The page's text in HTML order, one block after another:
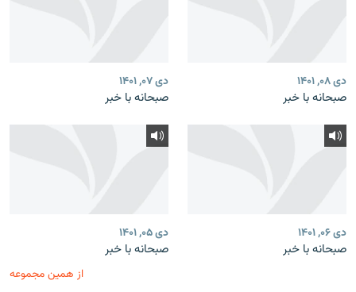
دی ۰۸, ۱۴۰۱
صبحانه با خبر
دی ۰۷, ۱۴۰۱
صبحانه با خبر
دی ۰۶, ۱۴۰۱
صبحانه با خبر
دی ۰۵, ۱۴۰۱
صبحانه با خبر
از همین مجموعه